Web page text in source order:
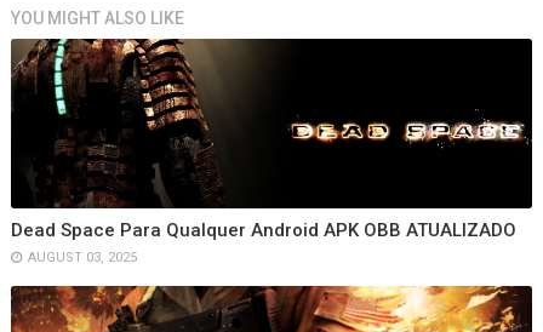
YOU MIGHT ALSO LIKE
Dead Space Para Qualquer Android APK OBB ATUALIZADO
AUGUST 03, 2025